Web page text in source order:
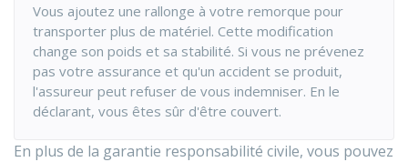
Vous ajoutez une rallonge à votre remorque pour
transporter plus de matériel. Cette modification
change son poids et sa stabilité. Si vous ne prévenez
pas votre assurance et qu'un accident se produit,
l'assureur peut refuser de vous indemniser. En le
déclarant, vous êtes sûr d'être couvert.
En plus de la garantie responsabilité civile, vous pouvez